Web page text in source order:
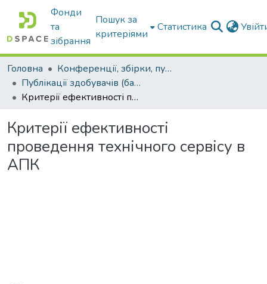
Фонди
та
зібрання
Пошук за
критеріями
Статистика
Головна
Конференції, збірки, публікації молодих вчених і здобувачів : магістрів, бакалаврів, аспірантів.
Публікації здобувачів (бакалаврів. магістрів, аспірантів)
Критерії ефективності проведення технічного сервісу в АПК
Критерії ефективності
проведення технічного сервісу в
АПК